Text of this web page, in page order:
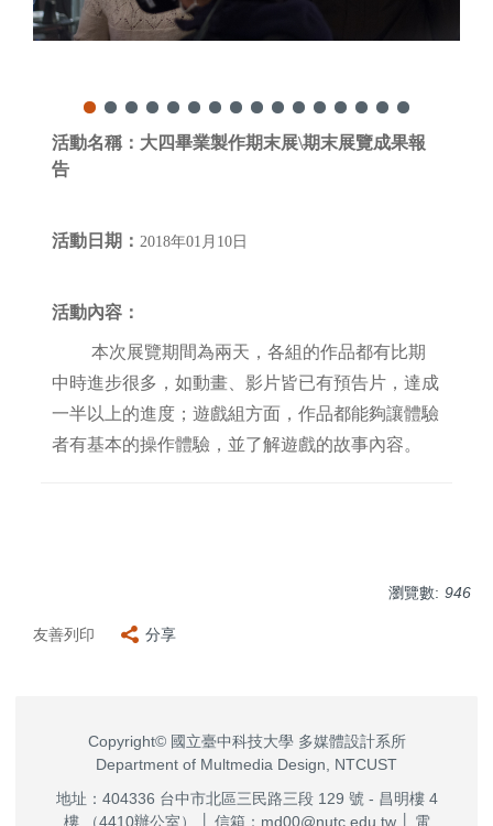
活動名稱： 大四畢業製作期末展\期末展覽成果報
告
活動日期： 2018年01月10日
活動內容：
本次展覽期間為兩天，各組的作品都有比期
中時進步很多，如動畫、影片皆已有預告片，達成
一半以上的進度；遊戲組方面，作品都能夠讓體驗
者有基本的操作體驗，並了解遊戲的故事內容。
瀏覽數: 946
友善列印 分享
Copyright© 國立臺中科技大學 多媒體設計系所
Department of Multmedia Design, NTCUST
地址：404336 台中市北區三民路三段 129 號 - 昌明樓 4
樓 （4410辦公室） │ 信箱：md00@nutc.edu.tw │ 電